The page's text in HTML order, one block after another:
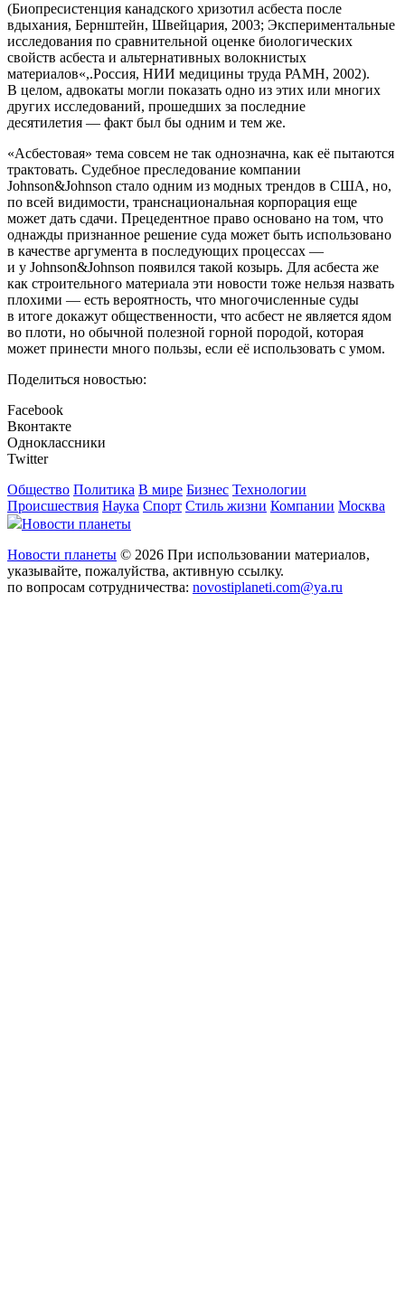
(Биопресистенция канадского хризотил асбеста после
вдыхания, Бернштейн, Швейцария, 2003; Экспериментальные
исследования по сравнительной оценке биологических
свойств асбеста и альтернативных волокнистых
материалов«,.Россия, НИИ медицины труда РАМН, 2002).
В целом, адвокаты могли показать одно из этих или многих
других исследований, прошедших за последние
десятилетия — факт был бы одним и тем же.
«Асбестовая» тема совсем не так однозначна, как её пытаются
трактовать. Судебное преследование компании
Johnson&Johnson стало одним из модных трендов в США, но,
по всей видимости, транснациональная корпорация еще
может дать сдачи. Прецедентное право основано на том, что
однажды признанное решение суда может быть использовано
в качестве аргумента в последующих процессах —
и у Johnson&Johnson появился такой козырь. Для асбеста же
как строительного материала эти новости тоже нельзя назвать
плохими — есть вероятность, что многочисленные суды
в итоге докажут общественности, что асбест не является ядом
во плоти, но обычной полезной горной породой, которая
может принести много пользы, если её использовать с умом.
Поделиться новостью:
Facebook
Вконтакте
Одноклассники
Twitter
Общество Политика В мире Бизнес Технологии
Происшествия Наука Спорт Стиль жизни Компании Москва
Новости планеты
Новости планеты © 2026 При использовании материалов,
указывайте, пожалуйства, активную ссылку.
по вопросам сотрудничества: novostiplaneti.com@ya.ru